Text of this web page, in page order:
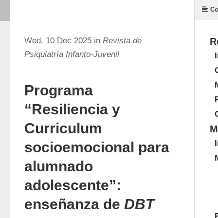
Wed, 10 Dec 2025 in Revista de
Psiquiatría Infanto-Juvenil
Programa
“Resiliencia y
Curriculum
socioemocional para
alumnado
adolescente”:
enseñanza de DBT